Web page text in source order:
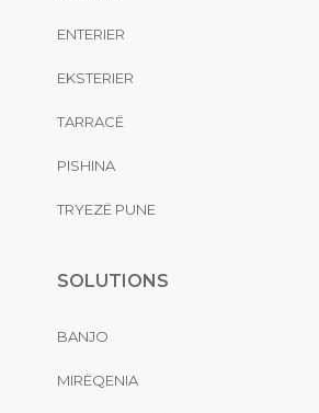
ENTERIER
EKSTERIER
TARRACË
PISHINA
TRYEZË PUNE
SOLUTIONS
BANJO
MIRËQENIA